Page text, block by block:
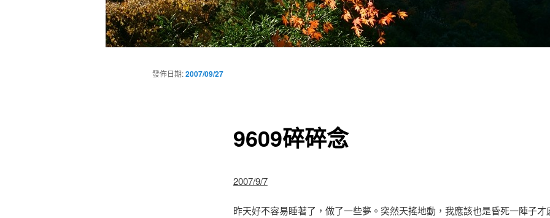
9609碎碎念
發佈日期:2007/09/27
2007/9/7
昨天好不容易睡著了，做了一些夢。突然天搖地動，我應該也是昏死一陣子才